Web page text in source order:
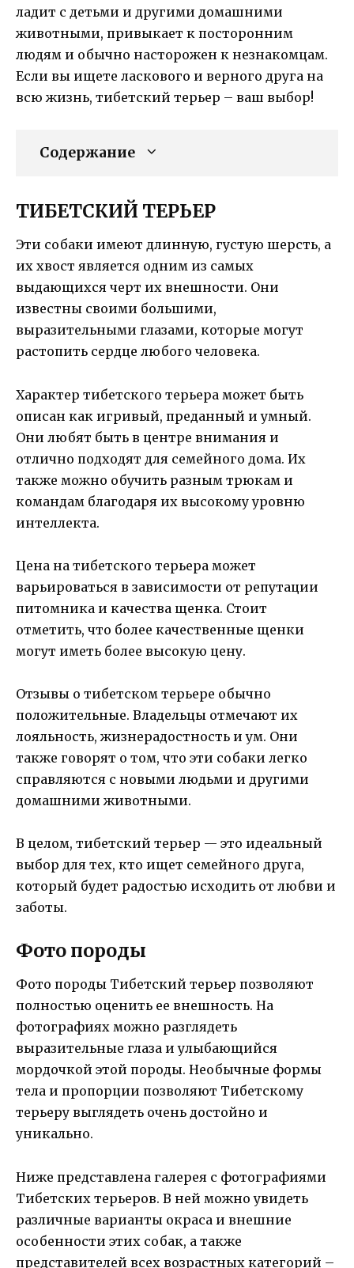
ладит с детьми и другими домашними
животными, привыкает к посторонним
людям и обычно насторожен к незнакомцам.
Если вы ищете ласкового и верного друга на
всю жизнь, тибетский терьер – ваш выбор!
Содержание
ТИБЕТСКИЙ ТЕРЬЕР
Эти собаки имеют длинную, густую шерсть, а
их хвост является одним из самых
выдающихся черт их внешности. Они
известны своими большими,
выразительными глазами, которые могут
растопить сердце любого человека.
Характер тибетского терьера может быть
описан как игривый, преданный и умный.
Они любят быть в центре внимания и
отлично подходят для семейного дома. Их
также можно обучить разным трюкам и
командам благодаря их высокому уровню
интеллекта.
Цена на тибетского терьера может
варьироваться в зависимости от репутации
питомника и качества щенка. Стоит
отметить, что более качественные щенки
могут иметь более высокую цену.
Отзывы о тибетском терьере обычно
положительные. Владельцы отмечают их
лояльность, жизнерадостность и ум. Они
также говорят о том, что эти собаки легко
справляются с новыми людьми и другими
домашними животными.
В целом, тибетский терьер — это идеальный
выбор для тех, кто ищет семейного друга,
который будет радостью исходить от любви и
заботы.
Фото породы
Фото породы Тибетский терьер позволяют
полностью оценить ее внешность. На
фотографиях можно разглядеть
выразительные глаза и улыбающийся
мордочкой этой породы. Необычные формы
тела и пропорции позволяют Тибетскому
терьеру выглядеть очень достойно и
уникально.
Ниже представлена галерея с фотографиями
Тибетских терьеров. В ней можно увидеть
различные варианты окраса и внешние
особенности этих собак, а также
представителей всех возрастных категорий –